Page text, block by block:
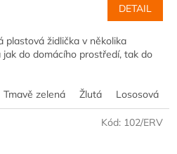
DETAIL
plastová židlička v několika
do domácího prostředí, tak do
Tmavě zelená Žlutá Lososová
Kód: 102/ERV